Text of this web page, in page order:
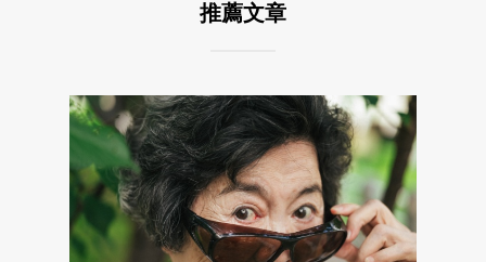
推薦文章